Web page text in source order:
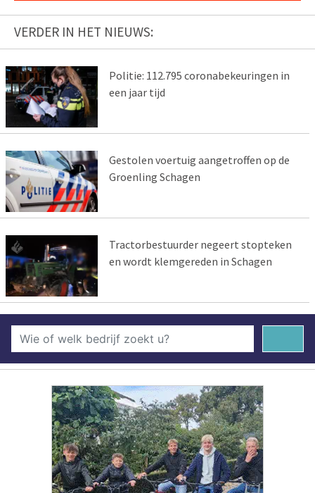
VERDER IN HET NIEUWS:
Politie: 112.795 coronabekeuringen in
een jaar tijd
Gestolen voertuig aangetroffen op de
Groenling Schagen
Tractorbestuurder negeert stopteken
en wordt klemgereden in Schagen